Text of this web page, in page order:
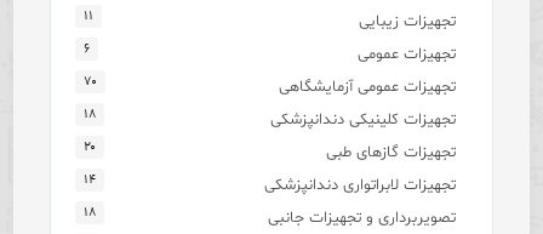
تجهیزات زیبایی ۱۱
تجهیزات عمومی ۶
تجهیزات عمومی آزمایشگاهی ۷۰
تجهیزات کلینیکی دندانپزشکی ۱۸
تجهیزات گازهای طبی ۲۰
تجهیزات لابراتواری دندانپزشکی ۱۴
تصویربرداری و تجهیزات جانبی ۱۸